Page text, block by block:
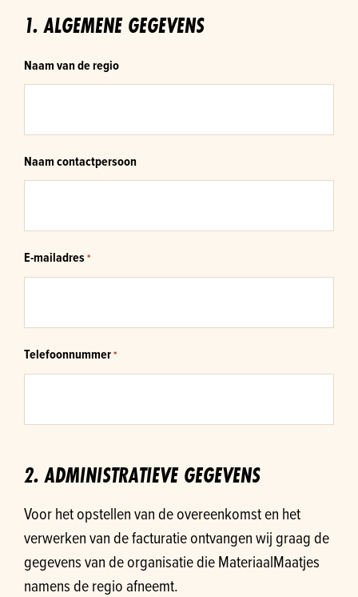
1. ALGEMENE GEGEVENS
Naam van de regio
Naam contactpersoon
E-mailadres*
Telefoonnummer*
2. ADMINISTRATIEVE GEGEVENS
Voor het opstellen van de overeenkomst en het
verwerken van de facturatie ontvangen wij graag de
gegevens van de organisatie die MateriaalMaatjes
namens de regio afneemt.